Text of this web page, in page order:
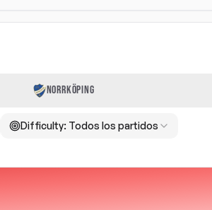
NORRKÖPING
Difficulty: Todos los partidos